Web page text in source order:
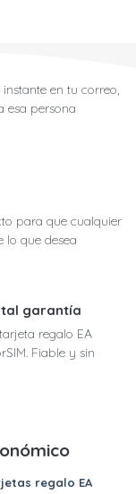
en tu correo,
esa persona
para que cualquier
lo que desea
garantía
regalo EA
Fiable y sin
regalo EA